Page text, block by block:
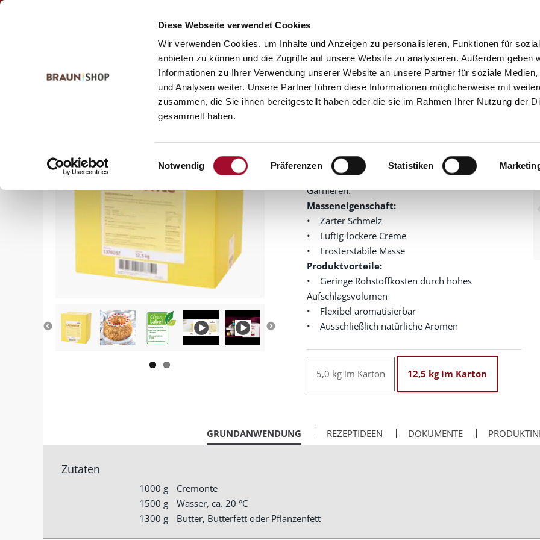
Diese Webseite verwendet Cookies
Wir verwenden Cookies, um Inhalte und Anzeigen zu personalisieren, Funktionen für
anbieten zu können und die Zugriffe auf unsere Website zu analysieren. Außerdem geben
Informationen zu Ihrer Verwendung unserer Website an unsere Partner für soziale Medien,
und Analysen weiter. Unsere Partner führen diese Informationen möglicherweise mit
zusammen, die Sie ihnen bereitgestellt haben oder die sie im Rahmen Ihrer Nutzung der
gesammelt haben.
Einwilligungsauswahl
Notwendig Präferenzen Statistiken
Zum
Zum
GRUPPE
Startseite alle Produkte Bäckerei Füllungen & Auflagen Cremonte
Cremonte
Basiscremepulver zur Herstellung von
Buttercremes und Fettcremes zum Füllen und
Garnieren.
Masseneigenschaft:
• Zarter Schmelz
• Luftig-lockere Creme
• Frosterstabile Masse
Produktvorteile:
• Geringe Rohstoffkosten durch hohes
Aufschlagsvolumen
• Flexibel aromatisierbar
• Ausschließlich natürliche Aromen
5,0 kg im Karton 12,5 kg im Karton
CURRENT
TAB:
GRUNDANWENDUNG REZEPTIDEEN DOKUMENTE
Zutaten
1000 g
Cremonte
1500 g
Wasser, ca. 20 °C
1300 g
Butter, Butterfett oder Pflanzenfett